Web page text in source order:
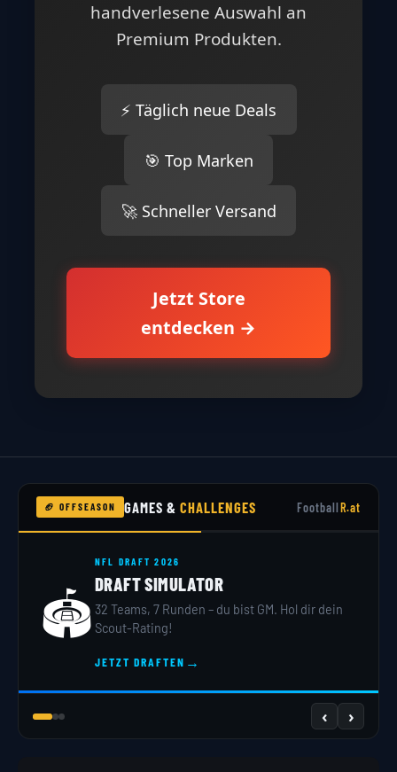
handverlesene Auswahl an
Premium Produkten.
⚡ Täglich neue Deals
🎯 Top Marken
🚀 Schneller Versand
Jetzt Store
entdecken →
🏈 OFFSEASON GAMES &CHALLENGES FootballR.at
🏟️
NFL DRAFT 2026
DRAFT SIMULATOR
32 Teams, 7 Runden – du bist GM. Hol dir dein
Scout-Rating!
JETZT DRAFTEN →
‹ ›